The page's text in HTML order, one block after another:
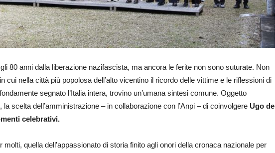
80 anni dalla liberazione nazifascista, ma ancora le ferite non sono suturate. Non
cui nella città più popolosa dell’alto vicentino il ricordo delle vittime e le riflessioni di
segnato l’Italia intera, trovino un’umana sintesi comune. Oggetto
la scelta dell’amministrazione – in collaborazione con l’Anpi – di coinvolgere Ugo de
celebrativi.
molti, quella dell’appassionato di storia finito agli onori della cronaca nazionale per